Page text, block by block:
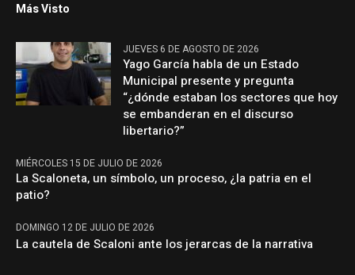
Más Visto
JUEVES 6 DE AGOSTO DE 2026
Yago García habla de un Estado
Municipal presente y pregunta
“¿dónde estaban los sectores que hoy
se embanderan en el discurso
libertario?”
MIÉRCOLES 15 DE JULIO DE 2026
La Scaloneta, un símbolo, un proceso, ¿la patria en el
patio?
DOMINGO 12 DE JULIO DE 2026
La cautela de Scaloni ante los jerarcas de la narrativa